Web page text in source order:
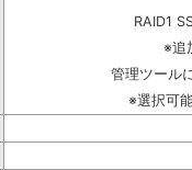
RAID1
※追
管理ツール
※選択可